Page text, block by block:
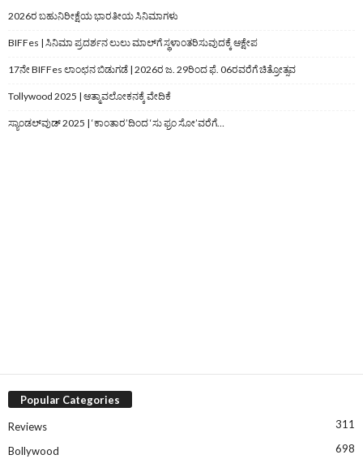
2026ರ ಬಹುನಿರೀಕ್ಷೆಯ ಭಾರತೀಯ ಸಿನಿಮಾಗಳು
BIFFes | ಸಿನಿಮಾ ಪ್ರದರ್ಶನ ಲುಲು ಮಾಲ್‌ಗೆ ಸ್ಥಳಾಂತರಿಸುವುದಕ್ಕೆ ಆಕ್ಷೇಪ
17ನೇ BIFFes ಲಾಂಛನ ಬಿಡುಗಡೆ | 2026ರ ಜ. 29ರಿಂದ ಫೆ. 06ರವರೆಗೆ ಚಿತ್ರೋತ್ಸವ
Tollywood 2025 | ಆತ್ಮಾವಲೋಕನಕ್ಕೆ ವೇದಿಕೆ
ಸ್ಯಾಂಡಲ್‌ವುಡ್‌ 2025 | ‘ಕಾಂತಾರ’ದಿಂದ ‘ಸು ಫ್ರಂ ಸೋ’ವರೆಗೆ…
Popular Categories
Reviews 311
Bollywood 698